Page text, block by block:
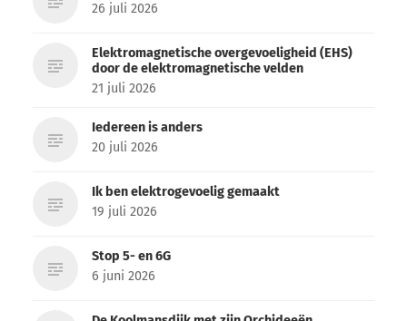
26 juli 2026
Elektromagnetische overgevoeligheid (EHS)
door de elektromagnetische velden
21 juli 2026
Iedereen is anders
20 juli 2026
Ik ben elektrogevoelig gemaakt
19 juli 2026
Stop 5- en 6G
6 juni 2026